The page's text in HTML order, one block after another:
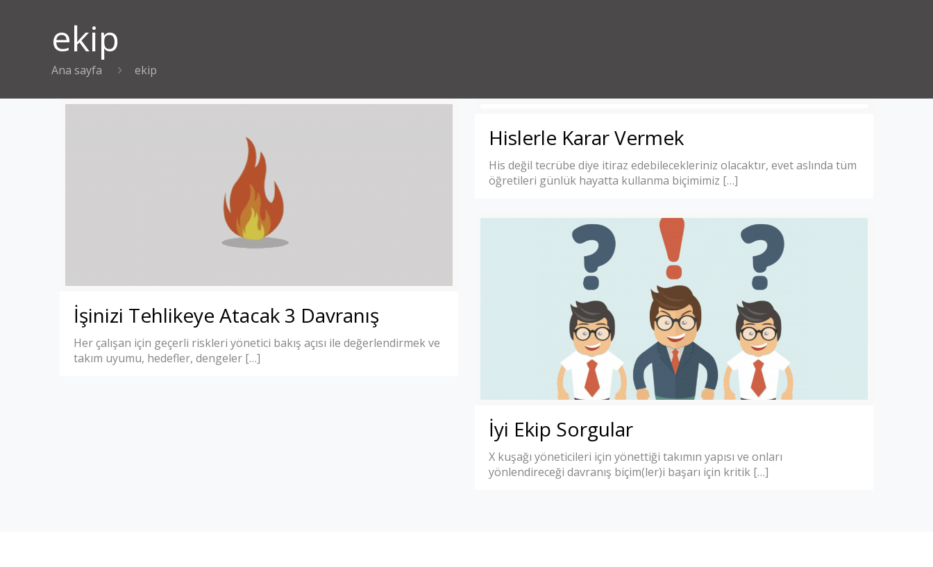
ekip
Ana sayfa ekip
İşinizi Tehlikeye Atacak 3 Davranış
Her çalışan için geçerli riskleri yönetici bakış açısı ile değerlendirmek ve
takım uyumu, hedefler, dengeler […]
Hislerle Karar Vermek
His değil tecrübe diye itiraz edebilecekleriniz olacaktır, evet aslında tüm
öğretileri günlük hayatta kullanma biçimimiz […]
İyi Ekip Sorgular
X kuşağı yöneticileri için yönettiği takımın yapısı ve onları
yönlendireceği davranış biçim(ler)i başarı için kritik[…]